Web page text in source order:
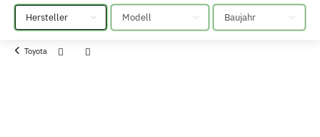
Bitte auswählen
Bitte auswählen Bitte auswählen
Toyota